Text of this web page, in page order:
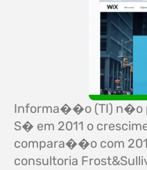
Informa��o (TI) n�o
S� em 2011 o
compara��o com
consultoria